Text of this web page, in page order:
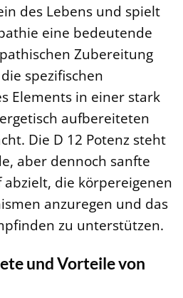
des Lebens und spielt
eine bedeutende
Zubereitung
spezifischen
Elements in einer stark
aufbereiteten
Die D 12 Potenz steht
aber dennoch sanfte
die körpereigenen
anzuregen und das
zu unterstützen.
und Vorteile von